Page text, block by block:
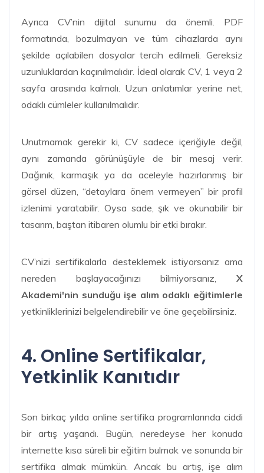
Ayrıca CV’nin dijital sunumu da önemli. PDF
formatında, bozulmayan ve tüm cihazlarda aynı
şekilde açılabilen dosyalar tercih edilmeli. Gereksiz
uzunluklardan kaçınılmalıdır. İdeal olarak CV, 1 veya 2
sayfa arasında kalmalı. Uzun anlatımlar yerine net,
odaklı cümleler kullanılmalıdır.
Unutmamak gerekir ki, CV sadece içeriğiyle değil,
aynı zamanda görünüşüyle de bir mesaj verir.
Dağınık, karmaşık ya da aceleyle hazırlanmış bir
görsel düzen, “detaylara önem vermeyen” bir profil
izlenimi yaratabilir. Oysa sade, şık ve okunabilir bir
tasarım, baştan itibaren olumlu bir etki bırakır.
CV’nizi sertifikalarla desteklemek istiyorsanız ama
nereden başlayacağınızı bilmiyorsanız, X
Akademi'nin sunduğu işe alım odaklı eğitimlerle
yetkinliklerinizi belgelendirebilir ve öne geçebilirsiniz.
4. Online Sertifikalar,
Yetkinlik Kanıtıdır
Son birkaç yılda online sertifika programlarında ciddi
bir artış yaşandı. Bugün, neredeyse her konuda
internette kısa süreli bir eğitim bulmak ve sonunda bir
sertifika almak mümkün. Ancak bu artış, işe alım